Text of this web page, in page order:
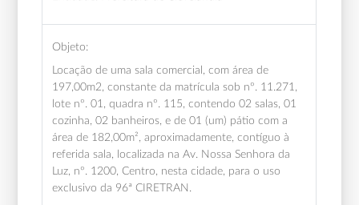
Objeto:
Locação de uma sala comercial, com área de
197,00m2, constante da matrícula sob nº. 11.271,
lote nº. 01, quadra nº. 115, contendo 02 salas, 01
cozinha, 02 banheiros, e de 01 (um) pátio com a
área de 182,00m², aproximadamente, contíguo à
referida sala, localizada na Av. Nossa Senhora da
Luz, nº. 1200, Centro, nesta cidade, para o uso
exclusivo da 96ª CIRETRAN.